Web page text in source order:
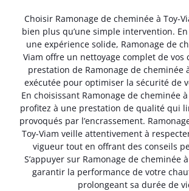
Choisir Ramonage de cheminée à Toy-
bien plus qu’une simple intervention.
une expérience solide, Ramonage de
Viam offre un nettoyage complet de vos
prestation de Ramonage de cheminée
exécutée pour optimiser la sécurité de
En choisissant Ramonage de cheminée
profitez à une prestation de qualité qui
provoqués par l’encrassement.
Toy-Viam veille attentivement à
vigueur tout en offrant des conseils
S’appuyer sur Ramonage de cheminée à
garantir la performance de votre
prolongeant sa durée de